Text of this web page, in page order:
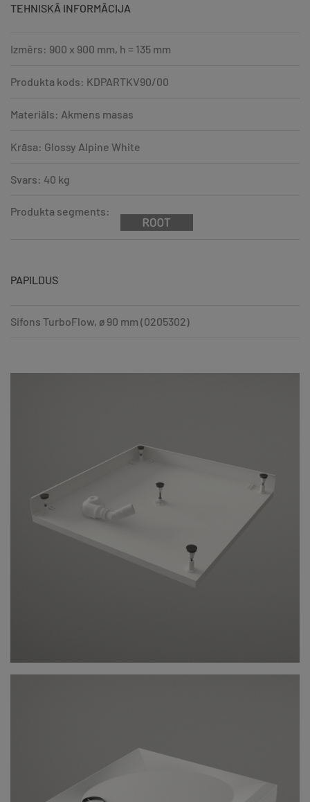
TEHNISKĀ INFORMĀCIJA
Izmērs: 900 x 900 mm, h = 135 mm
Produkta kods: KDPARTKV90/00
Materiāls: Akmens masas
Krāsa: Glossy Alpine White
Svars: 40 kg
Produkta segments:
PAPILDUS
Sifons TurboFlow, ø 90 mm (0205302)